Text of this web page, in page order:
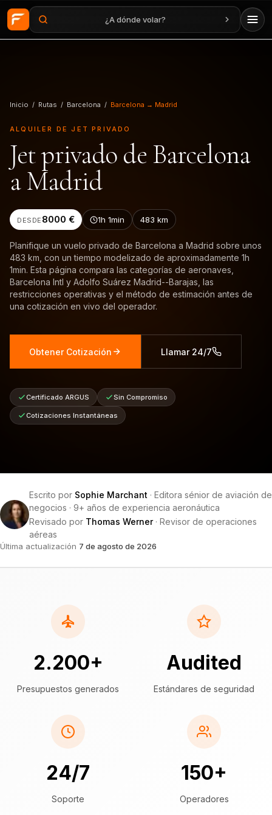
Saltar al contenido principal
¿A dónde volar?
Inicio / Rutas / Barcelona / Barcelona → Madrid
ALQUILER DE JET PRIVADO
Jet privado de Barcelona
a Madrid
DESDE 8000 € 1h 1min 483 km
Planifique un vuelo privado de Barcelona a Madrid sobre unos
483 km, con un tiempo modelizado de aproximadamente 1h
1min. Esta página compara las categorías de aeronaves,
Barcelona Intl y Adolfo Suárez Madrid--Barajas, las
restricciones operativas y el método de estimación antes de
una cotización en vivo del operador.
Obtener Cotización Llamar 24/7
Certificado ARGUS Sin Compromiso
Cotizaciones Instantáneas
Escrito por Sophie Marchant · Editora sénior de aviación de
negocios · 9+ años de experiencia aeronáutica
Revisado por Thomas Werner· Revisor de operaciones
aéreas
Última actualización 7 de agosto de 2026
2.200+
Presupuestos generados
Audited
Estándares de seguridad
24/7
Soporte
150+
Operadores